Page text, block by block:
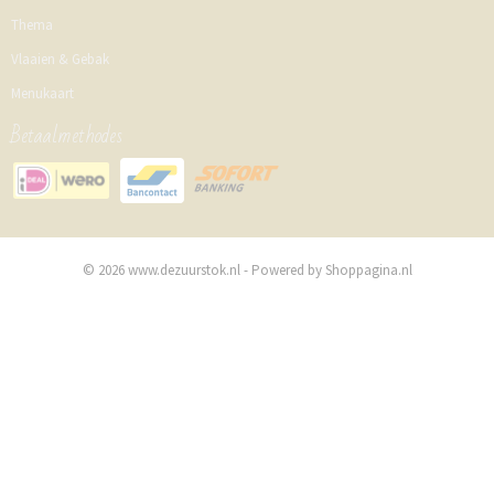
Thema
Vlaaien & Gebak
Menukaart
Betaalmethodes
© 2026 www.dezuurstok.nl - Powered by Shoppagina.nl